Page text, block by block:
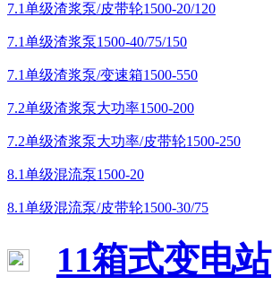
7.1单级渣浆泵/皮带轮1500-20/120
7.1单级渣浆泵1500-40/75/150
7.1单级渣浆泵/变速箱1500-550
7.2单级渣浆泵大功率1500-200
7.2单级渣浆泵大功率/皮带轮1500-250
8.1单级混流泵1500-20
8.1单级混流泵/皮带轮1500-30/75
11箱式变电站